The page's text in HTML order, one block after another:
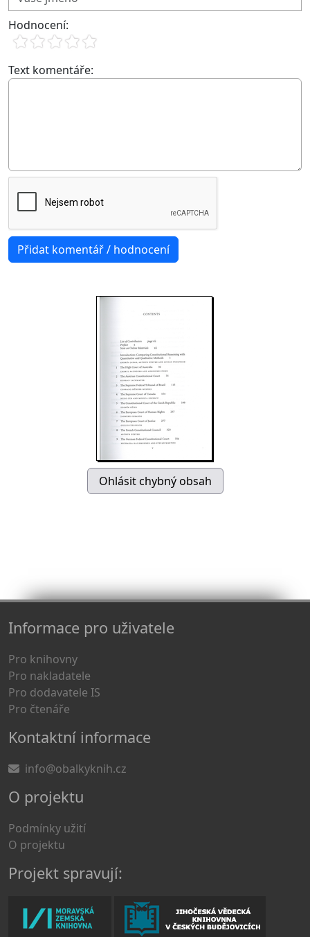
Hodnocení:
Text komentáře:
Informace pro uživatele
Pro knihovny
Pro nakladatele
Pro dodavatele IS
Pro čtenáře
Kontaktní informace
info@obalkyknih.cz
O projektu
Podmínky užití
O projektu
Projekt spravují: